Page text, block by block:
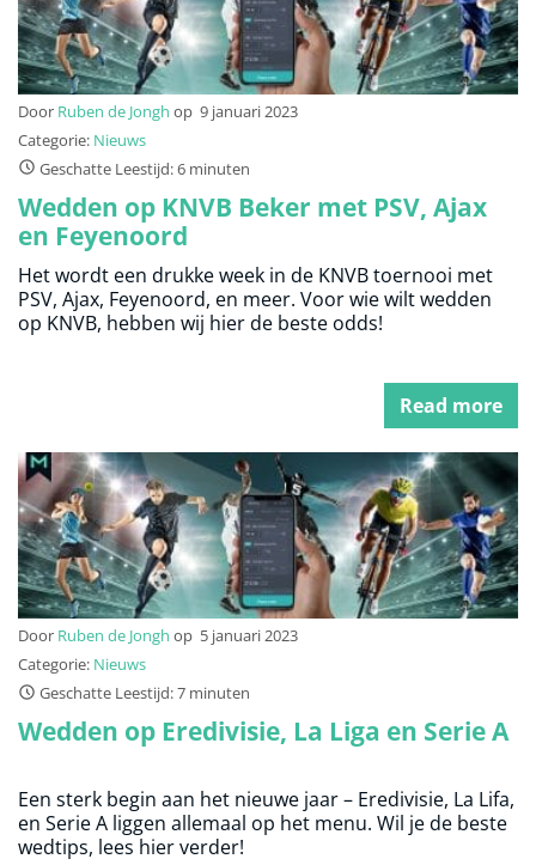
Door Ruben de Jongh op 9 januari 2023
Categorie: Nieuws
Geschatte Leestijd: 6 minuten
Wedden op KNVB Beker met PSV, Ajax
en Feyenoord
Het wordt een drukke week in de KNVB toernooi met
PSV, Ajax, Feyenoord, en meer. Voor wie wilt wedden
op KNVB, hebben wij hier de beste odds!
Read more
Door Ruben de Jongh op 5 januari 2023
Categorie: Nieuws
Geschatte Leestijd: 7 minuten
Wedden op Eredivisie, La Liga en Serie A
Een sterk begin aan het nieuwe jaar – Eredivisie, La Lifa,
en Serie A liggen allemaal op het menu. Wil je de beste
wedtips, lees hier verder!